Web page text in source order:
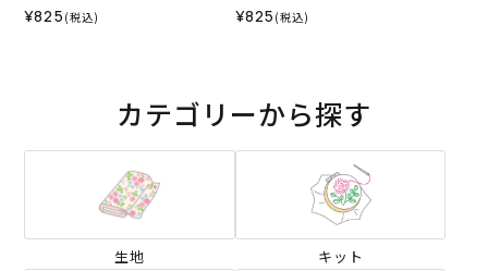
¥825 (税込) ¥825 (税込)
カテゴリーから探す
生地 キット